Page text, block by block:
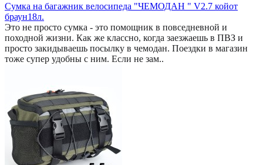
Сумка на багажник велосипеда "ЧЕМОДАН " V2.7 койот
браун18л.
Это не просто сумка - это помощник в повседневной и
походной жизни. Как же классно, когда заезжаешь в ПВЗ и
просто закидываешь посылку в чемодан. Поездки в магазин
тоже супер удобны с ним. Если не зам..